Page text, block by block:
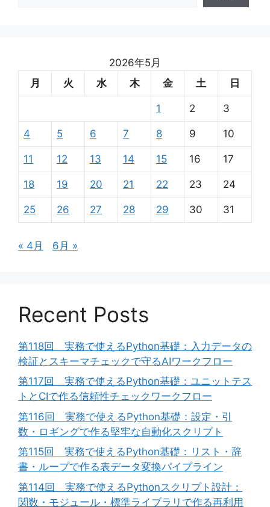
2026年5月
月
火 水 木 金 土 日
1 2 3
4 5 6 7 8 9 10
11 12 13 14 15 16 17
18 19 20 21 22 23 24
25 26 27 28 29 30 31
« 4月 6月 »
Recent Posts
第118回 実務で使えるPython基礎：入力データの
検証とスキーマチェックで守るAIワークフロー
第117回 実務で使えるPython基礎：ユニットテス
トとCIで作る信頼性チェックワークフロー
第116回 実務で使えるPython基礎：設定・引
数・ロギングで作る堅牢な自動化スクリプト
第115回 実務で使えるPython基礎：リスト・辞
書・ループで作る表データ変換パイプライン
第114回 実務で使えるPythonスクリプト設計：
関数・モジュール・標準ライブラリで作る再利用